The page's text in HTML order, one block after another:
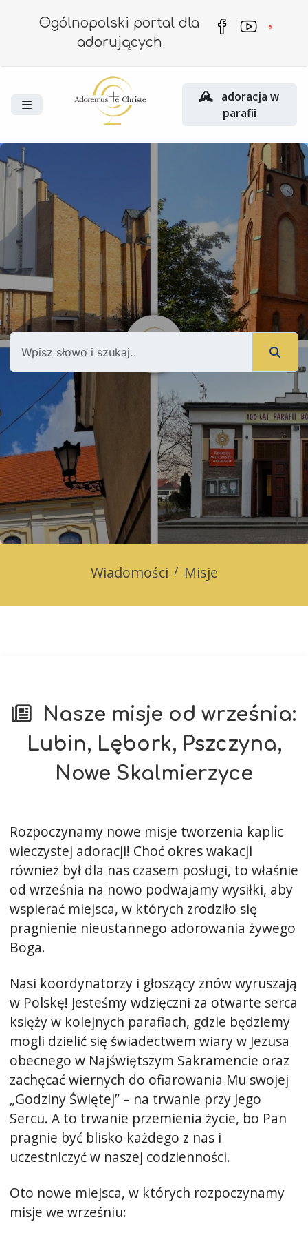
Ogólnopolski portal dla
adorujących
adoracja w
parafii
Wiadomości Misje
Nasze misje od września:
Lubin, Lębork, Pszczyna,
Nowe Skalmierzyce
Rozpoczynamy nowe misje tworzenia kaplic
wieczystej adoracji! Choć okres wakacji
również był dla nas czasem posługi, to właśnie
od września na nowo podwajamy wysiłki, aby
wspierać miejsca, w których zrodziło się
pragnienie nieustannego adorowania żywego
Boga.
Nasi koordynatorzy i głoszący znów wyruszają
w Polskę! Jesteśmy wdzięczni za otwarte serca
księży w kolejnych parafiach, gdzie będziemy
mogli dzielić się świadectwem wiary w Jezusa
obecnego w Najświętszym Sakramencie oraz
zachęcać wiernych do ofiarowania Mu swojej
„Godziny Świętej” – na trwanie przy Jego
Sercu. A to trwanie przemienia życie, bo Pan
pragnie być blisko każdego z nas i
uczestniczyć w naszej codzienności.
Oto nowe miejsca, w których rozpoczynamy
misje we wrześniu: